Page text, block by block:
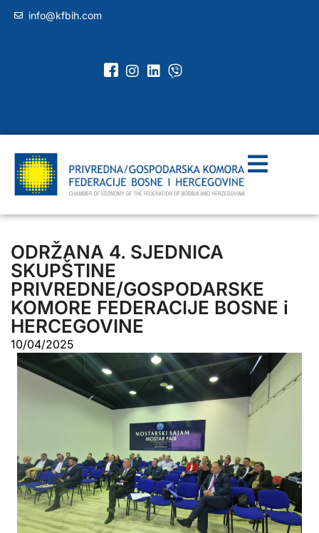
info@kfbih.com
ODRŽANA 4. SJEDNICA
SKUPŠTINE
PRIVREDNE/GOSPODARSKE
KOMORE FEDERACIJE BOSNE i
HERCEGOVINE
10/04/2025